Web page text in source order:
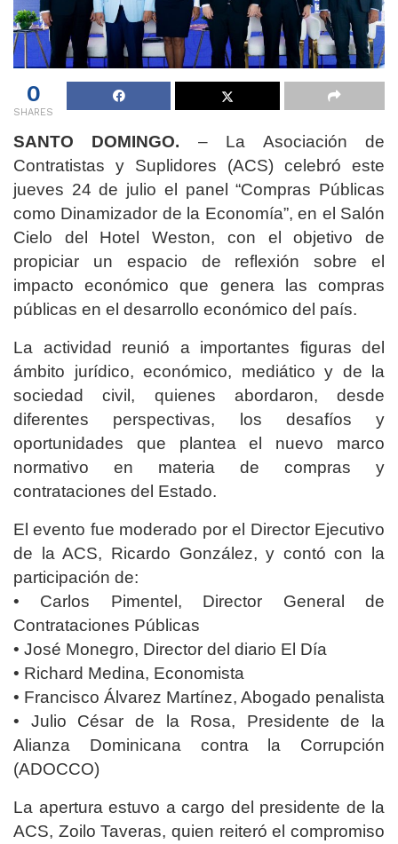
0
SHARES
SANTO DOMINGO. – La Asociación de
Contratistas y Suplidores (ACS) celebró este
jueves 24 de julio el panel “Compras Públicas
como Dinamizador de la Economía”, en el Salón
Cielo del Hotel Weston, con el objetivo de
propiciar un espacio de reflexión sobre el
impacto económico que genera las compras
públicas en el desarrollo económico del país.
La actividad reunió a importantes figuras del
ámbito jurídico, económico, mediático y de la
sociedad civil, quienes abordaron, desde
diferentes perspectivas, los desafíos y
oportunidades que plantea el nuevo marco
normativo en materia de compras y
contrataciones del Estado.
El evento fue moderado por el Director Ejecutivo
de la ACS, Ricardo González, y contó con la
participación de:
• Carlos Pimentel, Director General de
Contrataciones Públicas
• José Monegro, Director del diario El Día
• Richard Medina, Economista
• Francisco Álvarez Martínez, Abogado penalista
• Julio César de la Rosa, Presidente de la
Alianza Dominicana contra la Corrupción
(ADOCCO)
La apertura estuvo a cargo del presidente de la
ACS, Zoilo Taveras, quien reiteró el compromiso